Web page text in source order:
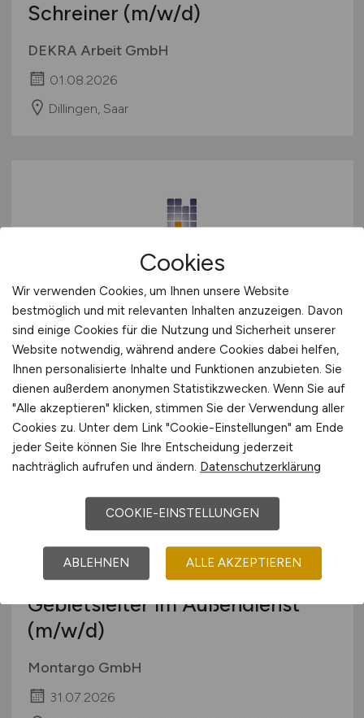
Schreiner (m/w/d)
DEKRA Arbeit GmbH
01.08.2026
Dillingen, Saar
Technischer Zeichner(m/w/d)
Next2Sun Technology GmbH
01.08.2026
Freiburg im Breisgau, Dillingen/Saar
TOP JOB
Area Sales Manager /
Gebietsleiter im Außendienst
(m/w/d)
Montargo GmbH
31.07.2026
Cookies
Wir verwenden Cookies, um Ihnen unsere Website
bestmöglich und mit relevanten Inhalten anzuzeigen. Davon
sind einige Cookies für die Nutzung und Sicherheit unserer
Website notwendig, während andere Cookies dabei helfen,
Ihnen personalisierte Inhalte und Funktionen anzubieten. Sie
dienen außerdem anonymen Statistikzwecken. Wenn Sie auf
"Alle akzeptieren" klicken, stimmen Sie der Verwendung aller
Cookies zu. Unter dem Link "Cookie-Einstellungen" am Ende
jeder Seite können Sie Ihre Entscheidung jederzeit
nachträglich aufrufen und ändern. Datenschutzerklärung
COOKIE-EINSTELLUNGEN
ABLEHNEN ALLE AKZEPTIEREN